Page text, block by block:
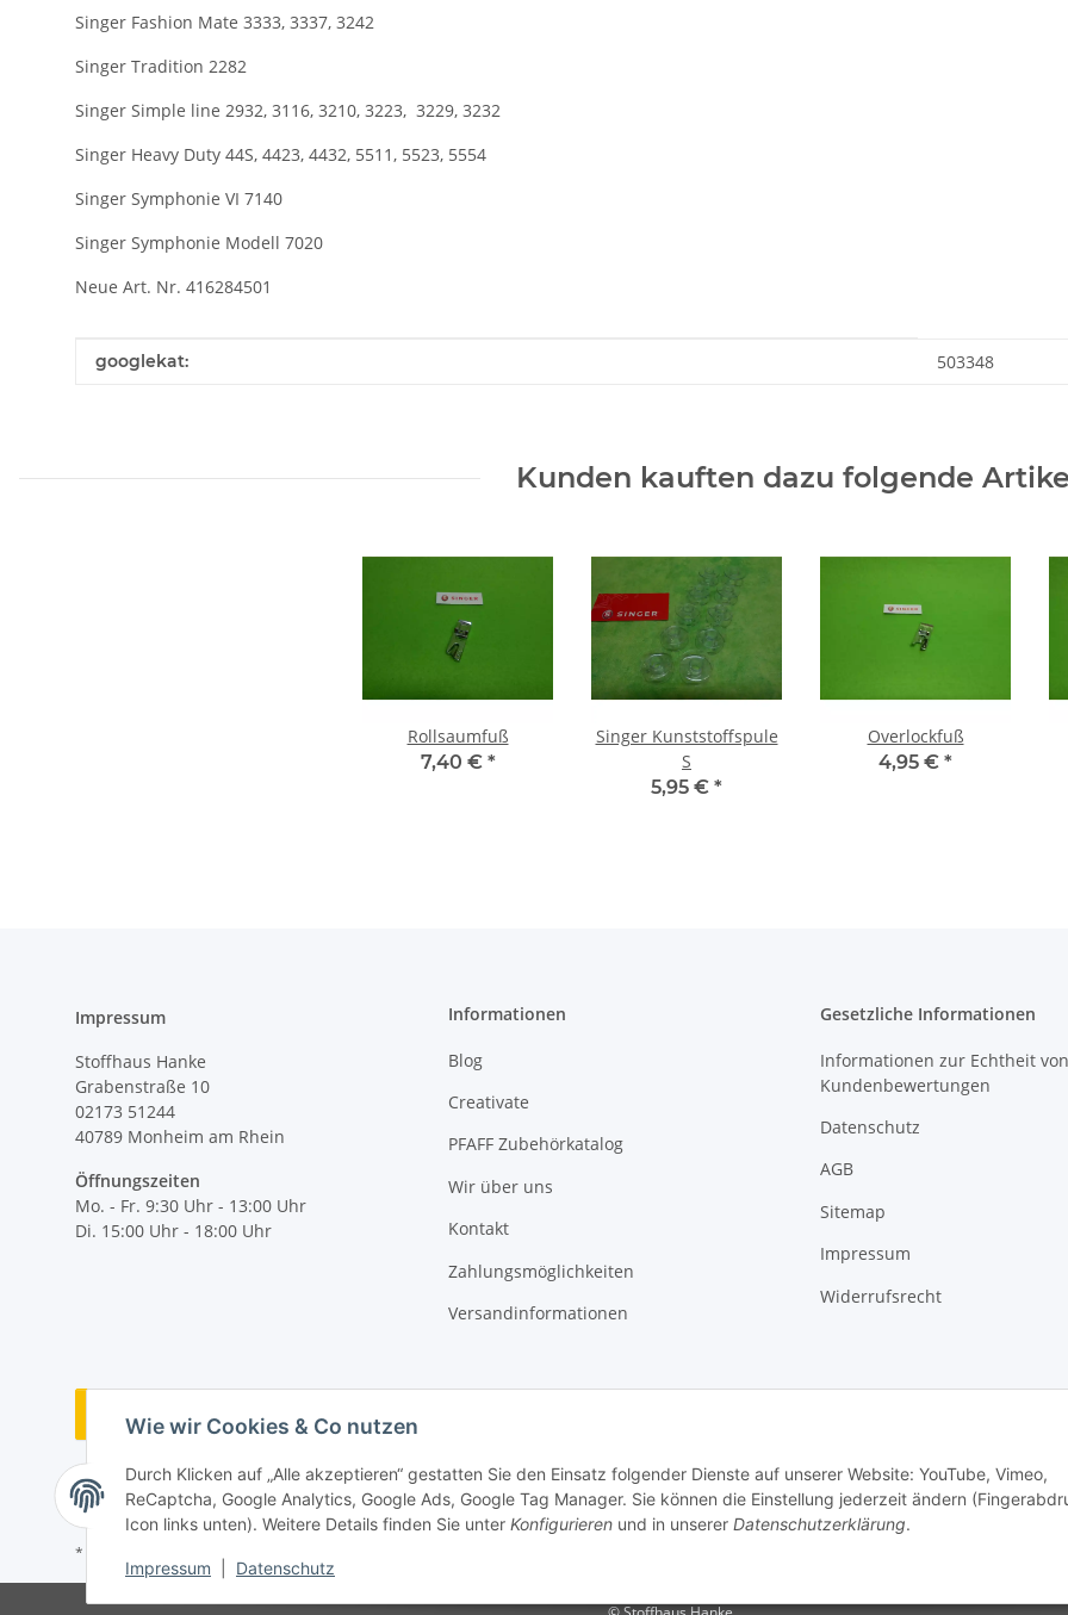
Wie wir Cookies & Co nutzen
Durch Klicken auf „Alle akzeptieren“ gestatten Sie den Einsatz folgender Dienste auf unserer Website: YouTube, Vimeo,
ReCaptcha, Google Analytics, Google Ads, Google Tag Manager. Sie können die Einstellung jederzeit ändern
Icon links unten). Weitere Details finden Sie unter Konfigurieren und in unserer Datenschutzerklärung.
Impressum Datenschutz
Singer Fashion Mate 3333, 3337, 3242
Singer Tradition 2282
Singer Simple line 2932, 3116, 3210, 3223, 3229, 3232
Singer Heavy Duty 44S, 4423, 4432, 5511, 5523, 5554
Singer Symphonie VI 7140
Singer Symphonie Modell 7020
Neue Art. Nr. 416284501
Produkteigenschaft
Wert
googlekat: 503348
Kunden kauften dazu folgende
Rollsaumfuß
7,40 € *
Singer Kunststoffspule
S
5,95 € *
Overlockfuß
4,95 € *
Impressum
Stoffhaus Hanke
Grabenstraße 10
02173 51244
40789 Monheim am Rhein
Öffnungszeiten
Mo. - Fr. 9:30 Uhr - 13:00 Uhr
Di. 15:00 Uhr - 18:00 Uhr
Informationen
Blog
Creativate
PFAFF Zubehörkatalog
Wir über uns
Kontakt
Zahlungsmöglichkeiten
Versandinformationen
Gesetzliche Informationen
Informationen zur Echtheit von
Kundenbewertungen
Datenschutz
AGB
Sitemap
Impressum
Widerrufsrecht
Vertrag widerrufen
* Alle Preise inkl. gesetzlicher MwSt., zzgl.